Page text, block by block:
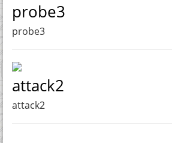
probe3
probe3
attack2
attack2